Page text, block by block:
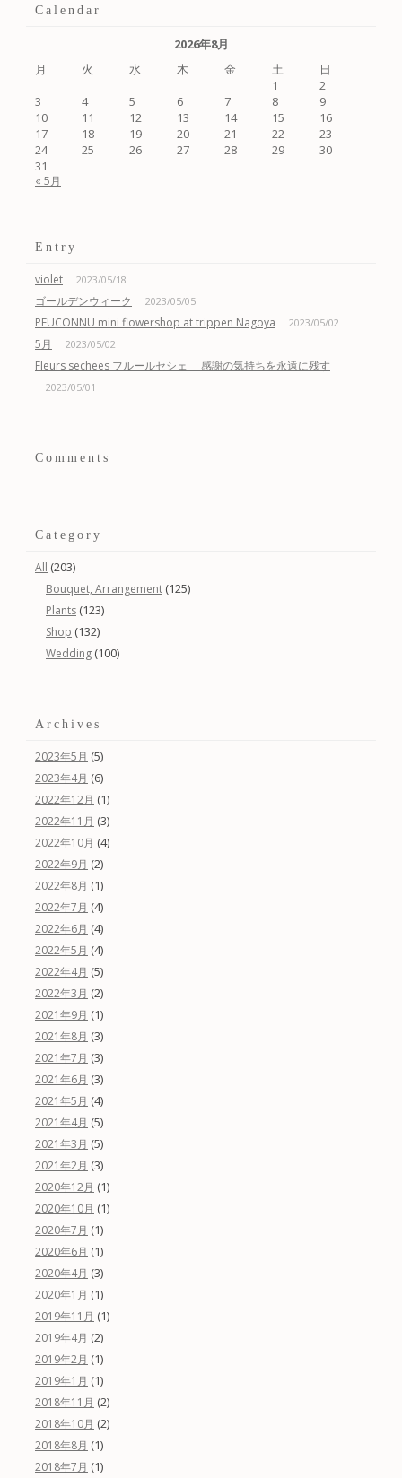
Calendar
2026年8月
月
火 水 木 金 土
日
1
2
3
4 5 6 7 8
9
10
11 12 13 14 15
16
17
18 19 20 21 22
23
24
25 26 27 28 29
30
31
« 5月
Entry
violet 2023/05/18
ゴールデンウィーク 2023/05/05
PEUCONNU mini flowershop at trippen Nagoya 2023/05/02
5月 2023/05/02
Fleurs sechees フルールセシェ 感謝の気持ちを永遠に残す
2023/05/01
Comments
Category
All (203)
Bouquet, Arrangement (125)
Plants (123)
Shop (132)
Wedding (100)
Archives
2023年5月 (5)
2023年4月 (6)
2022年12月 (1)
2022年11月 (3)
2022年10月 (4)
2022年9月 (2)
2022年8月 (1)
2022年7月 (4)
2022年6月 (4)
2022年5月 (4)
2022年4月 (5)
2022年3月 (2)
2021年9月 (1)
2021年8月 (3)
2021年7月 (3)
2021年6月 (3)
2021年5月 (4)
2021年4月 (5)
2021年3月 (5)
2021年2月 (3)
2020年12月 (1)
2020年10月 (1)
2020年7月 (1)
2020年6月 (1)
2020年4月 (3)
2020年1月 (1)
2019年11月 (1)
2019年4月 (2)
2019年2月 (1)
2019年1月 (1)
2018年11月 (2)
2018年10月 (2)
2018年8月 (1)
2018年7月 (1)